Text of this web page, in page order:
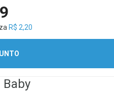
R$ 2,20
Baby